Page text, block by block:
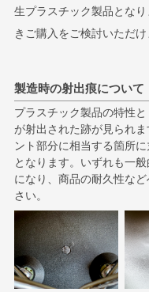
生プラスチック製品とな
きご購入をご検討いただけ
製造時の射出痕について
プラスチック製品の特性
が射出された跡が見られ
ント部分に相当する箇所
となります。いずれも一
になり、商品の耐久性な
さい。